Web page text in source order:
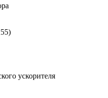
ускорителя